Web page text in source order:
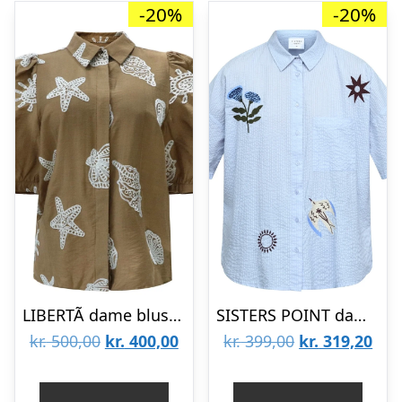
-20%
LIBERTÃ dame bluse FLORA – CARAMEL BEACH EMBROIDERY
kr.500,00 Den
kr. 400,00Den
-20%
SISTERS POINT dame skjorte ELLA-N – Stripes Emb
kr.399,00 Den
kr. 319,20Den